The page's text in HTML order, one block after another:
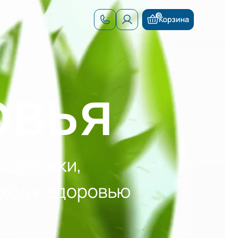
Корзина
0
Добавлен в корзину
к здоровью